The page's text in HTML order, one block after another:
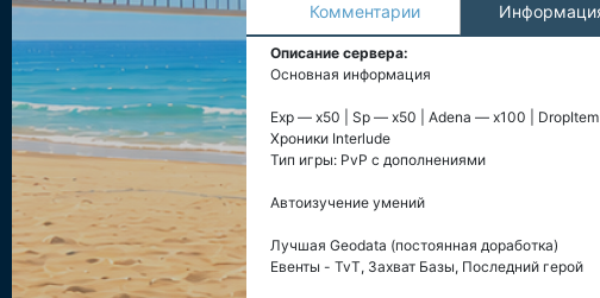
Комментарии
Описание сервера:
Основная информация
Exp — x50 | Sp — x50 | Adena — x100 |
Хроники Interlude
Тип игры: PvP c дополнениями
Автоизучение умений
Лучшая Geodata (постоянная доработка)
Евенты - TvT, Захват Базы, Последний герой